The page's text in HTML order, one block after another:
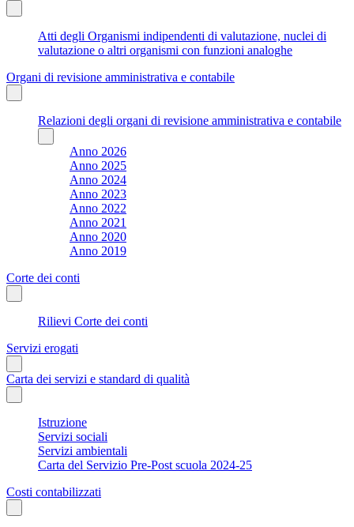
Atti degli Organismi indipendenti di valutazione, nuclei di
valutazione o altri organismi con funzioni analoghe
Organi di revisione amministrativa e contabile
Relazioni degli organi di revisione amministrativa e contabile
Anno 2026
Anno 2025
Anno 2024
Anno 2023
Anno 2022
Anno 2021
Anno 2020
Anno 2019
Corte dei conti
Rilievi Corte dei conti
Servizi erogati
Carta dei servizi e standard di qualità
Istruzione
Servizi sociali
Servizi ambientali
Carta del Servizio Pre-Post scuola 2024-25
Costi contabilizzati